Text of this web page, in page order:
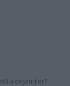
a deșeurilor?